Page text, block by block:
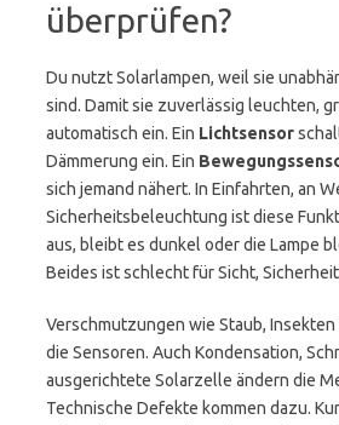
überprüfen?
Du nutzt Solarlampen, weil sie
sind. Damit sie zuverlässig leuchten,
automatisch ein. Ein Lichtsensor
Dämmerung ein. Ein
sich jemand nähert. In Einfahrten, an
Sicherheitsbeleuchtung ist diese
aus, bleibt es dunkel oder die Lampe
Beides ist schlecht für Sicht,
Verschmutzungen wie Staub,
die Sensoren. Auch Kondensation,
ausgerichtete Solarzelle ändern die
Technische Defekte kommen dazu.